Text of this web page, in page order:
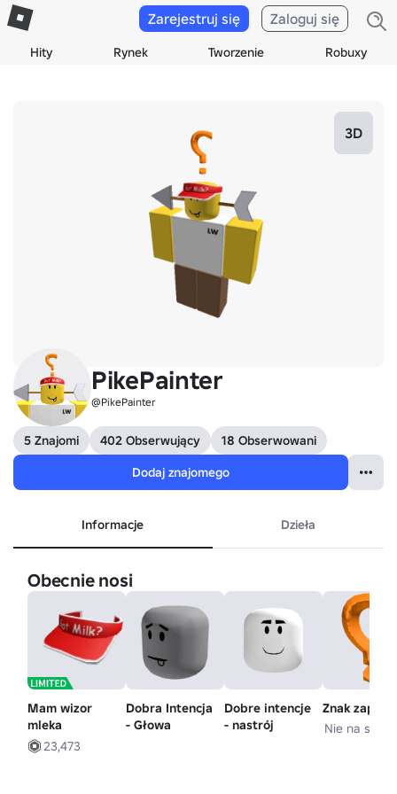
Hity Rynek Tworzenie Robuxy
Zarejestruj się Zaloguj się
3D
PikePainter
@PikePainter
5 Znajomi 402 Obserwujący
18 Obserwowani
Dodaj znajomego
Informacje Dzieła
Obecnie nosi
Mam wizor
mleka
23,473
Dobra Intencja
- Głowa
Dobre intencje
- nastrój
Znak
Nie na